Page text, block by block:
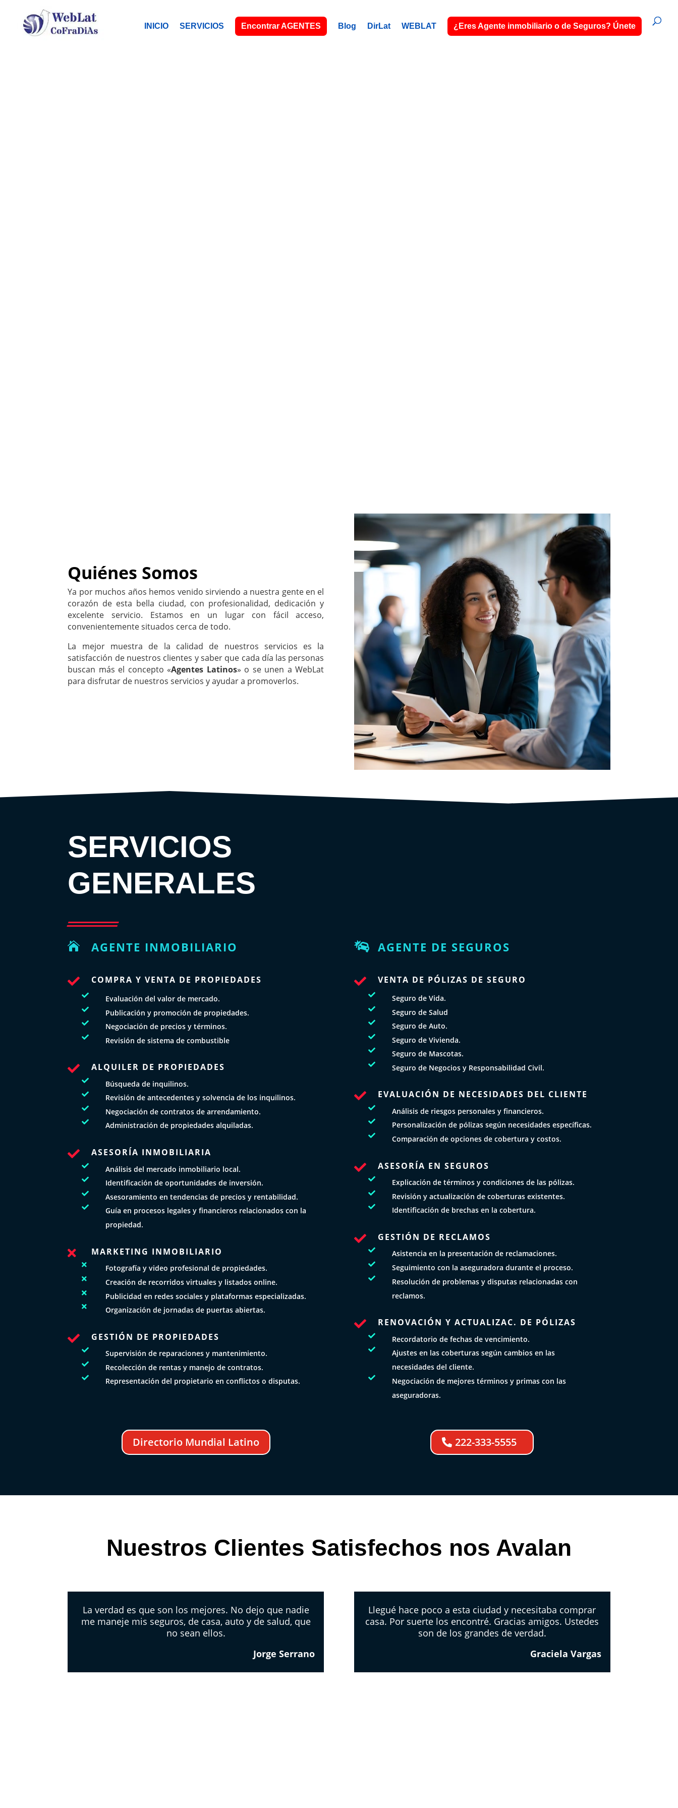
INICIO SERVICIOS Encontrar AGENTES Blog DirLat WEBLAT ¿Eres Agente inmobiliario o de Seguros? Únete
Quiénes Somos
Ya por muchos años hemos venido sirviendo a nuestra gente en el
corazón de esta bella ciudad, con profesionalidad, dedicación y
excelente servicio. Estamos en un lugar con fácil acceso,
convenientemente situados cerca de todo.
La mejor muestra de la calidad de nuestros servicios es la
satisfacción de nuestros clientes y saber que cada día las personas
buscan más el concepto «Agentes Latinos» o se unen a WebLat
para disfrutar de nuestros servicios y ayudar a promoverlos.
SERVICIOS
GENERALES
 AGENTE INMOBILIARIO
 COMPRA Y VENTA DE PROPIEDADES
 Evaluación del valor de mercado.
 Publicación y promoción de propiedades.
 Negociación de precios y términos.
 Revisión de sistema de combustible
 ALQUILER DE PROPIEDADES
 Búsqueda de inquilinos.
 Revisión de antecedentes y solvencia de los inquilinos.
 Negociación de contratos de arrendamiento.
 Administración de propiedades alquiladas.
 ASESORÍA INMOBILIARIA
 Análisis del mercado inmobiliario local.
 Identificación de oportunidades de inversión.
 Asesoramiento en tendencias de precios y rentabilidad.

Guía en procesos legales y financieros relacionados con la
propiedad.
 MARKETING INMOBILIARIO
 Fotografía y video profesional de propiedades.
 Creación de recorridos virtuales y listados online.
 Publicidad en redes sociales y plataformas especializadas.
 Organización de jornadas de puertas abiertas.
 GESTIÓN DE PROPIEDADES
 Supervisión de reparaciones y mantenimiento.
 Recolección de rentas y manejo de contratos.
 Representación del propietario en conflictos o disputas.
 AGENTE DE SEGUROS
 VENTA DE PÓLIZAS DE SEGURO
 Seguro de Vida.
 Seguro de Salud
 Seguro de Auto.
 Seguro de Vivienda.
 Seguro de Mascotas.
 Seguro de Negocios y Responsabilidad Civil.
 EVALUACIÓN DE NECESIDADES DEL CLIENTE
 Análisis de riesgos personales y financieros.
 Personalización de pólizas según necesidades específicas.
 Comparación de opciones de cobertura y costos.
 ASESORÍA EN SEGUROS
 Explicación de términos y condiciones de las pólizas.
 Revisión y actualización de coberturas existentes.
 Identificación de brechas en la cobertura.
 GESTIÓN DE RECLAMOS
 Asistencia en la presentación de reclamaciones.
 Seguimiento con la aseguradora durante el proceso.

Resolución de problemas y disputas relacionadas con
reclamos.
 RENOVACIÓN Y ACTUALIZAC. DE PÓLIZAS
 Recordatorio de fechas de vencimiento.

Ajustes en las coberturas según cambios en las
necesidades del cliente.

Negociación de mejores términos y primas con las
aseguradoras.
Directorio Mundial Latino 222-333-5555
Nuestros Clientes Satisfechos nos Avalan
La verdad es que son los mejores. No dejo que nadie
me maneje mis seguros, de casa, auto y de salud, que
no sean ellos.
Jorge Serrano
Llegué hace poco a esta ciudad y necesitaba comprar
casa. Por suerte los encontré. Gracias amigos. Ustedes
son de los grandes de verdad.
Graciela Vargas